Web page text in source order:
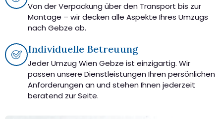
Von der Verpackung über den Transport bis zur
Montage – wir decken alle Aspekte Ihres Umzugs
nach Gebze ab.
Individuelle Betreuung
Jeder Umzug Wien Gebze ist einzigartig. Wir
passen unsere Dienstleistungen Ihren persönlichen
Anforderungen an und stehen Ihnen jederzeit
beratend zur Seite.